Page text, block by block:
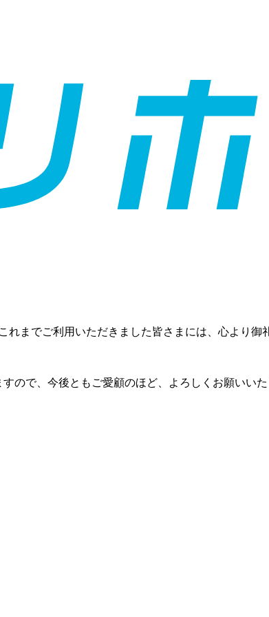
までご利用いただきました皆さまには、心より御
ので、今後ともご愛顧のほど、よろしくお願いいた